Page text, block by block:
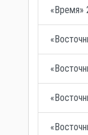
«Время»